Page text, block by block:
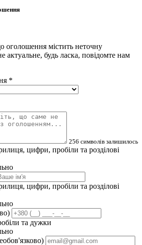
містить неточну
актуальне, будь ласка, повідомте нам
*
256 символів залишилось
цифри, пробіли та розділові
цифри, пробіли та розділові
та дужки